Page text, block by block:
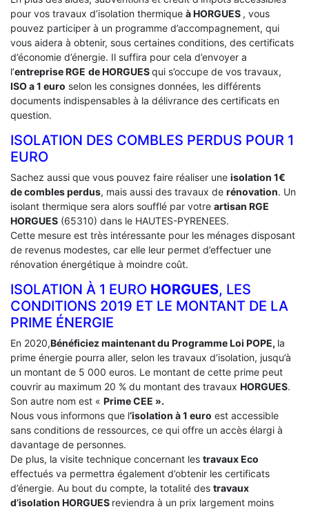
pour vos travaux d’isolation thermique à HORGUES , vous
pouvez participer à un programme d’accompagnement, qui
vous aidera à obtenir, sous certaines conditions, des certificats
d’économie d’énergie. Il suffira pour cela d’envoyer a
l’entreprise RGE de HORGUESqui s’occupe de vos travaux,
ISO a 1 euro selon les consignes données, les différents
documents indispensables à la délivrance des certificats en
question.
ISOLATION DES COMBLES PERDUS POUR 1
EURO
Sachez aussi que vous pouvez faire réaliser une isolation 1€
de combles perdus, mais aussi des travaux de rénovation. Un
isolant thermique sera alors soufflé par votre artisan RGE
HORGUES (65310) dans le HAUTES-PYRENEES.
Cette mesure est très intéressante pour les ménages disposant
de revenus modestes, car elle leur permet d’effectuer une
rénovation énergétique à moindre coût.
ISOLATION À 1 EURO HORGUES, LES
CONDITIONS 2019 ET LE MONTANT DE LA
PRIME ÉNERGIE
En 2020,Bénéficiez maintenant du Programme Loi POPE, la
prime énergie pourra aller, selon les travaux d’isolation, jusqu’à
un montant de 5 000 euros. Le montant de cette prime peut
couvrir au maximum 20 % du montant des travaux HORGUES.
Son autre nom est « Prime CEE ».
Nous vous informons que l‘isolation à 1 euro est accessible
sans conditions de ressources, ce qui offre un accès élargi à
davantage de personnes.
De plus, la visite technique concernant les travaux Eco
effectués va permettra également d’obtenir les certificats
d’énergie. Au bout du compte, la totalité des travaux
d’isolation HORGUES reviendra à un prix largement moins